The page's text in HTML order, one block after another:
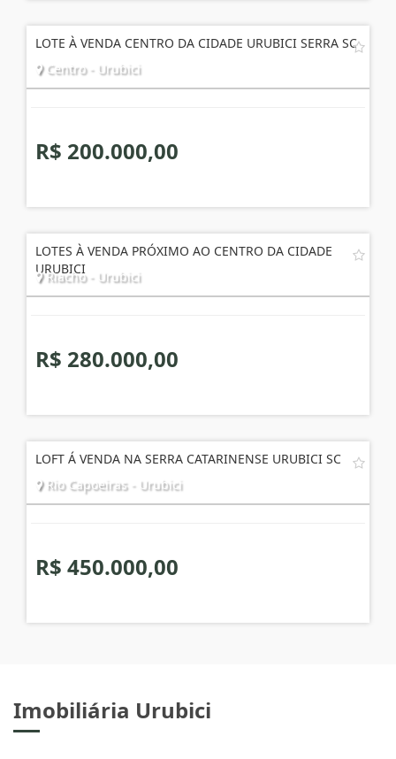
LOTE À VENDA CENTRO DA CIDADE URUBICI SERRA SC
Centro - Urubici
R$ 200.000,00
LOTES À VENDA PRÓXIMO AO CENTRO DA CIDADE
URUBICI
Riacho - Urubici
R$ 280.000,00
LOFT Á VENDA NA SERRA CATARINENSE URUBICI SC
Rio Capoeiras - Urubici
R$ 450.000,00
Imobiliária Urubici